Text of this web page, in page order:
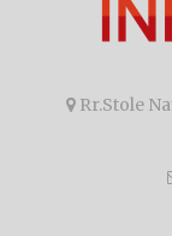
Rr.Stole